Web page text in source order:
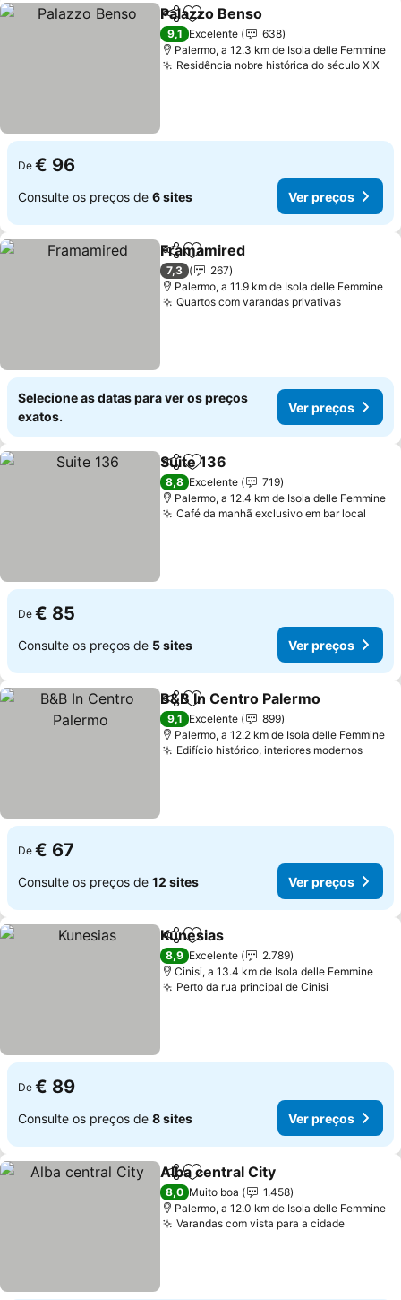
PartilharAdicionar aos favoritos
Palazzo Benso
9,1 Excelente
638
Palermo, a 12.3 km de Isola delle Femmine
Residência nobre histórica do século XIX
De € 96
Consulte os preços de 6 sites Ver preços
PartilharAdicionar aos favoritos
Framamired
7,3
267
Palermo, a 11.9 km de Isola delle Femmine
Quartos com varandas privativas
Selecione as datas para ver os preços
exatos.
Ver preços
PartilharAdicionar aos favoritos
Suite 136
8,8 Excelente
719
Palermo, a 12.4 km de Isola delle Femmine
Café da manhã exclusivo em bar local
De € 85
Consulte os preços de 5 sites Ver preços
PartilharAdicionar aos favoritos
B&B In Centro Palermo
9,1 Excelente
899
Palermo, a 12.2 km de Isola delle Femmine
Edifício histórico, interiores modernos
De € 67
Consulte os preços de 12 sites Ver preços
PartilharAdicionar aos favoritos
Kunesias
8,9 Excelente
2.789
Cinisi, a 13.4 km de Isola delle Femmine
Perto da rua principal de Cinisi
De € 89
Consulte os preços de 8 sites Ver preços
PartilharAdicionar aos favoritos
Alba central City
8,0 Muito boa
1.458
Palermo, a 12.0 km de Isola delle Femmine
Varandas com vista para a cidade